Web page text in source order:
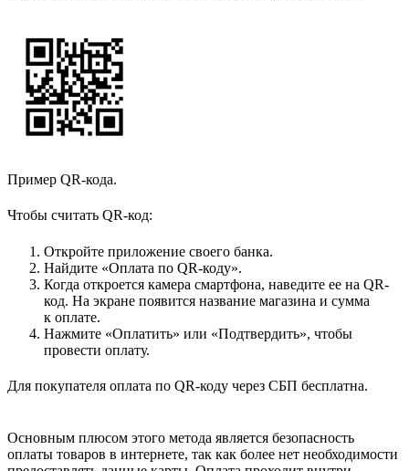
Пример QR-кода.
Чтобы считать QR-код:
Откройте приложение своего банка.
Найдите «Оплата по QR-коду».
Когда откроется камера смартфона, наведите ее на QR-
код. На экране появится название магазина и сумма
к оплате.
Нажмите «Оплатить» или «Подтвердить», чтобы
провести оплату.
Для покупателя оплата по QR-коду через СБП бесплатна.
Основным плюсом этого метода является безопасность
оплаты товаров в интернете, так как более нет необходимости